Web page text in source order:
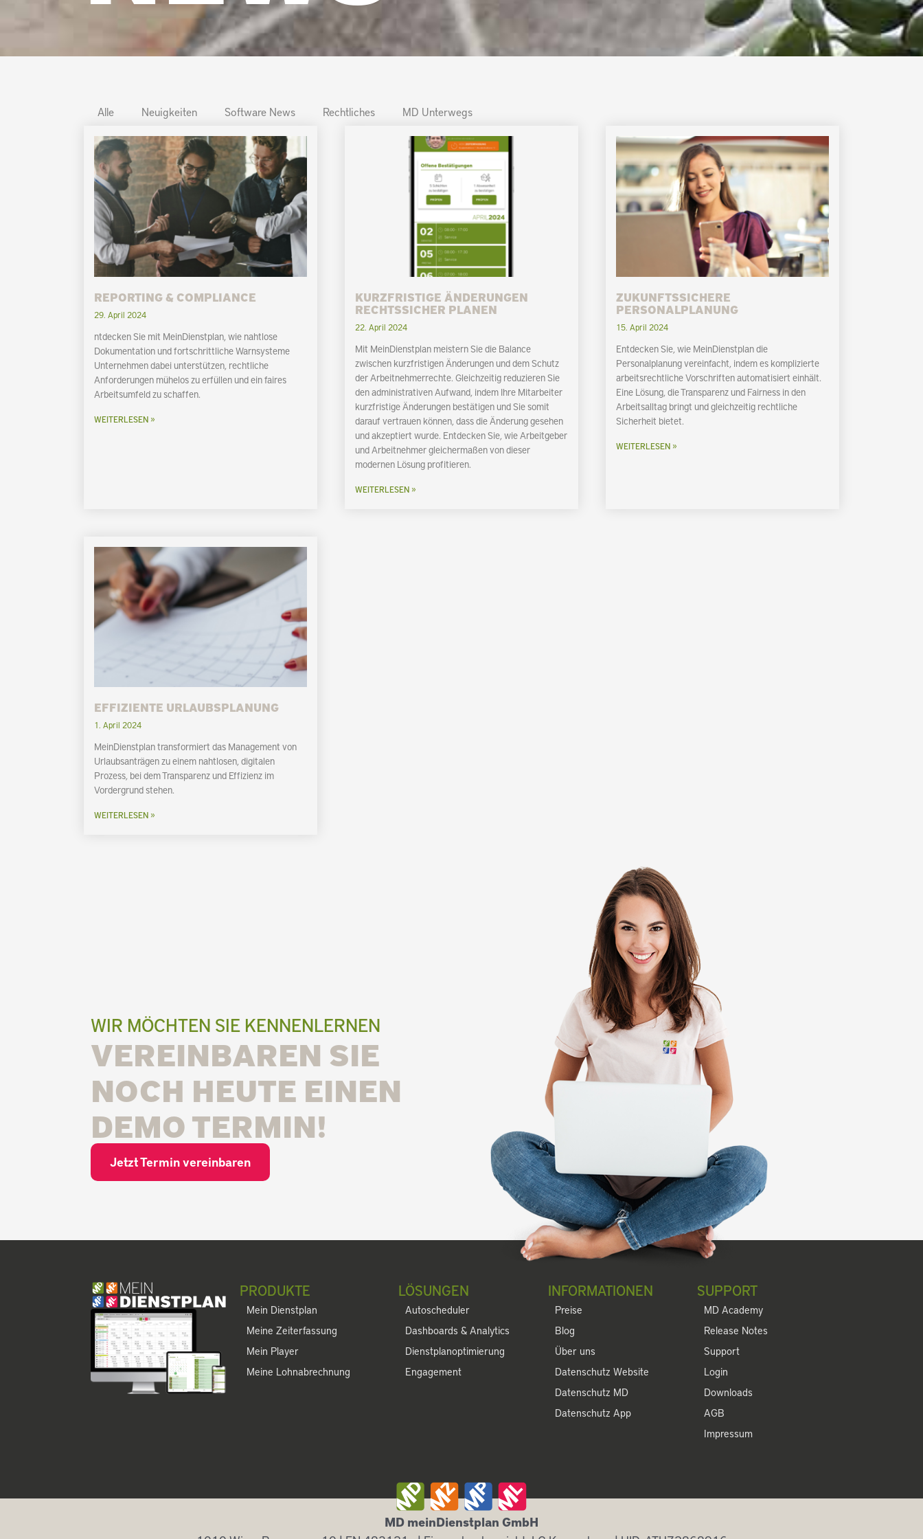
Alle Neuigkeiten Software News Rechtliches MD Unterwegs
REPORTING & COMPLIANCE
29. April 2024
ntdecken Sie mit MeinDienstplan, wie nahtlose
Dokumentation und fortschrittliche Warnsysteme
Unternehmen dabei unterstützen, rechtliche
Anforderungen mühelos zu erfüllen und ein faires
Arbeitsumfeld zu schaffen.
WEITERLESEN »
KURZFRISTIGE ÄNDERUNGEN
RECHTSSICHER PLANEN
22. April 2024
Mit MeinDienstplan meistern Sie die Balance
zwischen kurzfristigen Änderungen und dem Schutz
der Arbeitnehmerrechte. Gleichzeitig reduzieren Sie
den administrativen Aufwand, indem Ihre Mitarbeiter
kurzfristige Änderungen bestätigen und Sie somit
darauf vertrauen können, dass die Änderung gesehen
und akzeptiert wurde. Entdecken Sie, wie Arbeitgeber
und Arbeitnehmer gleichermaßen von dieser
modernen Lösung profitieren.
WEITERLESEN »
ZUKUNFTSSICHERE
PERSONALPLANUNG
15. April 2024
Entdecken Sie, wie MeinDienstplan die
Personalplanung vereinfacht, indem es komplizierte
arbeitsrechtliche Vorschriften automatisiert einhält.
Eine Lösung, die Transparenz und Fairness in den
Arbeitsalltag bringt und gleichzeitig rechtliche
Sicherheit bietet.
WEITERLESEN »
EFFIZIENTE URLAUBSPLANUNG
1. April 2024
MeinDienstplan transformiert das Management von
Urlaubsanträgen zu einem nahtlosen, digitalen
Prozess, bei dem Transparenz und Effizienz im
Vordergrund stehen.
WEITERLESEN »
WIR MÖCHTEN SIE KENNENLERNEN
VEREINBAREN SIE
NOCH HEUTE EINEN
DEMO TERMIN!
Jetzt Termin vereinbaren
PRODUKTE
Mein Dienstplan
Meine Zeiterfassung
Mein Player
Meine Lohnabrechnung
LÖSUNGEN
Autoscheduler
Dashboards & Analytics
Dienstplanoptimierung
Engagement
INFORMATIONEN
Preise
Blog
Über uns
Datenschutz Website
Datenschutz MD
Datenschutz App
SUPPORT
MD Academy
Release Notes
Support
Login
Downloads
AGB
Impressum
MD meinDienstplan GmbH